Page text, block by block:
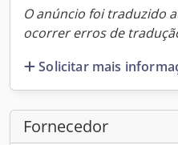
O anúncio foi traduzido
ocorrer erros de
Solicitar mais
Fornecedor